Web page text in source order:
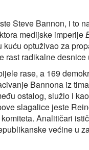
Steve Bannon, i to
medijske imperije
optuživao za
rast radikalne desnice
rase, a 169
Bannona iz
ostalog, služio i
slagalice jeste
Analitičari
većine u